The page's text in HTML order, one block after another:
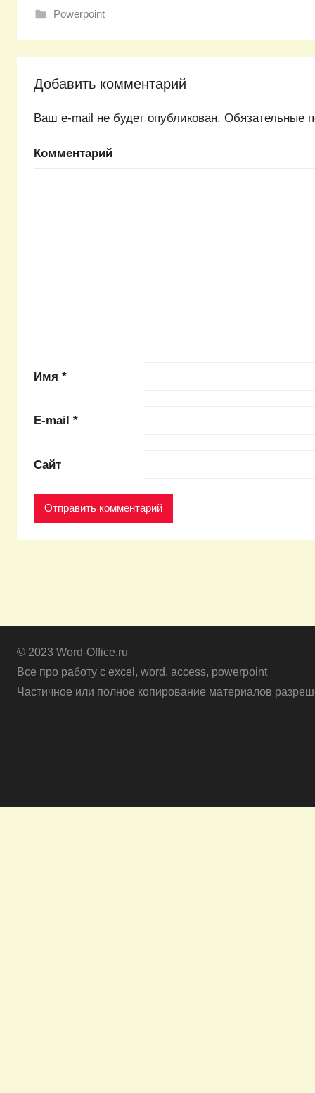
Powerpoint
Добавить комментарий
Ваш e-mail не будет опубликован. Обязательные
Комментарий
Имя *
E-mail *
Сайт
© 2023 Word-Office.ru
Все про работу с excel, word, access, powerpoint
Частичное или полное копирование материалов